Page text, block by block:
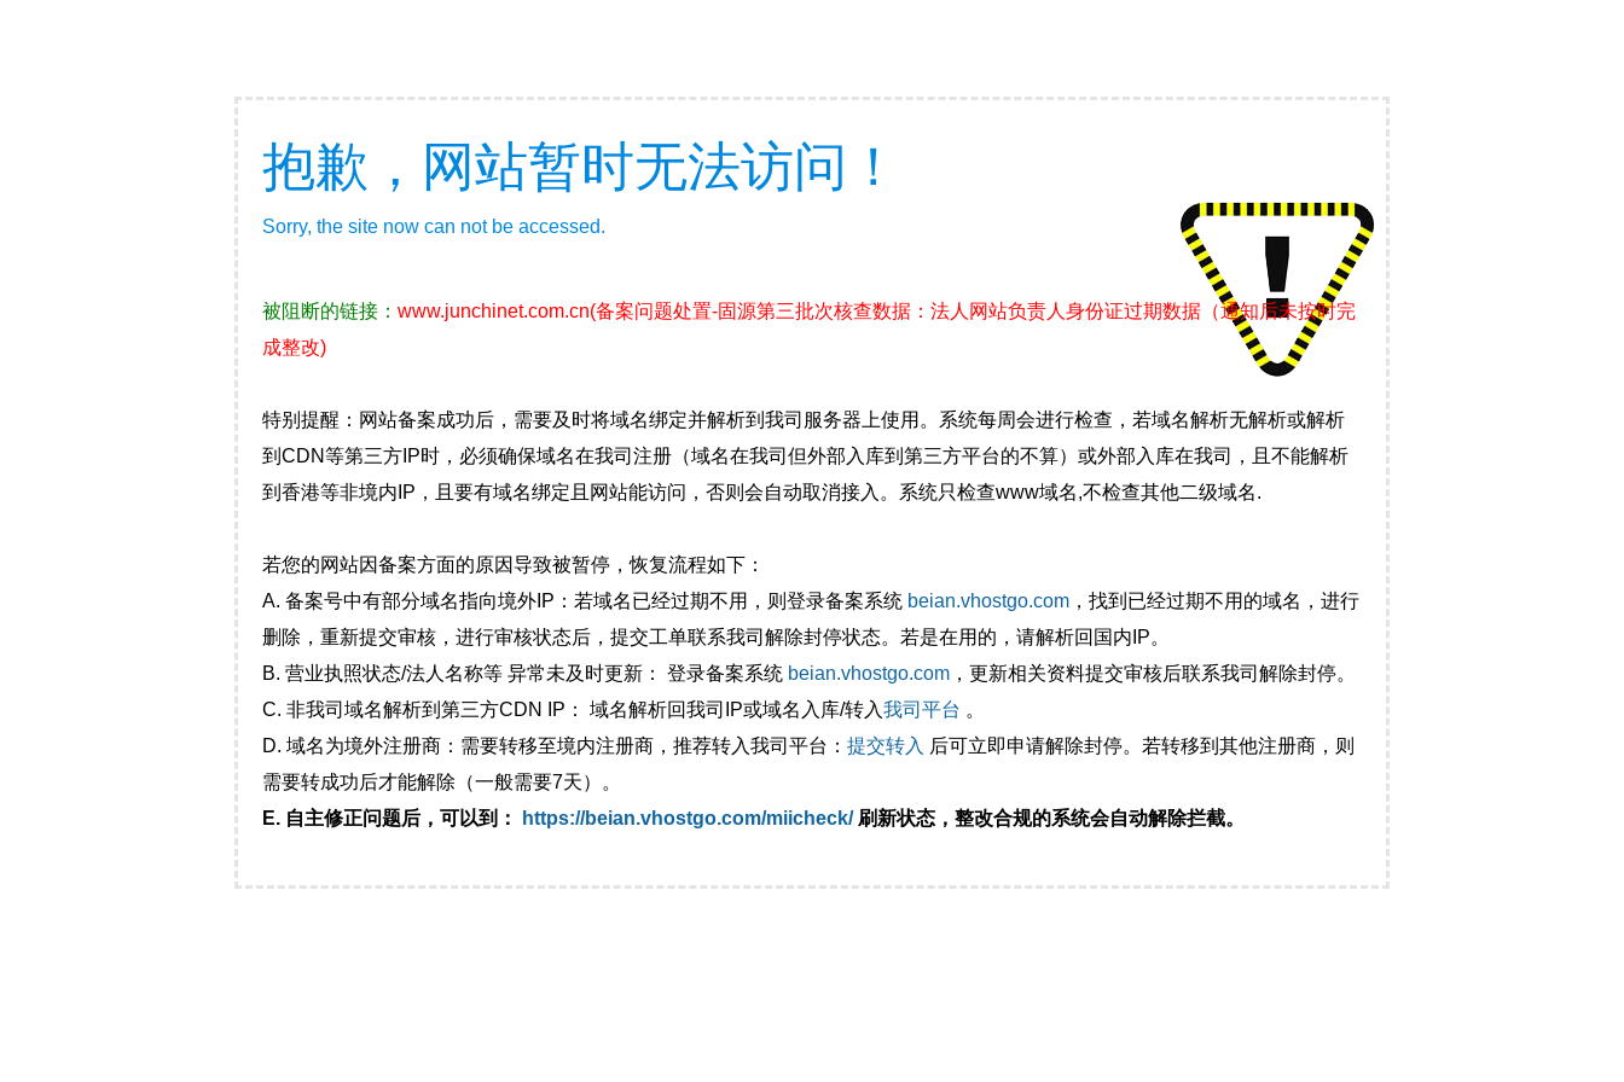
抱歉，网站暂时无法访问！
Sorry, the site now can not be accessed.
被阻断的链接： www.junchinet.com.cn(备案问题处置-固源第三批次核查数据：法人网站负责人身份证过期数据（通知后未按时完
成整改)
特别提醒：网站备案成功后，需要及时将域名绑定并解析到我司服务器上使用。系统每周会进行检查，若域名解析无解析或解析
到CDN等第三方IP时，必须确保域名在我司注册（域名在我司但外部入库到第三方平台的不算）或外部入库在我司，且不能解析
到香港等非境内IP，且要有域名绑定且网站能访问，否则会自动取消接入。系统只检查www域名,不检查其他二级域名.
若您的网站因备案方面的原因导致被暂停，恢复流程如下：
A. 备案号中有部分域名指向境外IP：若域名已经过期不用，则登录备案系统 beian.vhostgo.com ，找到已经过期不用的域名，进行
删除，重新提交审核，进行审核状态后，提交工单联系我司解除封停状态。若是在用的，请解析回国内IP。
B. 营业执照状态/法人名称等 异常未及时更新： 登录备案系统 beian.vhostgo.com ，更新相关资料提交审核后联系我司解除封停。
C. 非我司域名解析到第三方CDN IP： 域名解析回我司IP或域名入库/转入我司平台 。
D. 域名为境外注册商：需要转移至境内注册商，推荐转入我司平台： 提交转入 后可立即申请解除封停。若转移到其他注册商，则
需要转成功后才能解除（一般需要7天）。
E. 自主修正问题后，可以到：
https://beian.vhostgo.com/miicheck/刷新状态，整改合规的系统会自动解除拦截。